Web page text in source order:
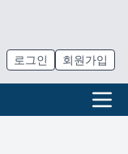
로그인 회원가입